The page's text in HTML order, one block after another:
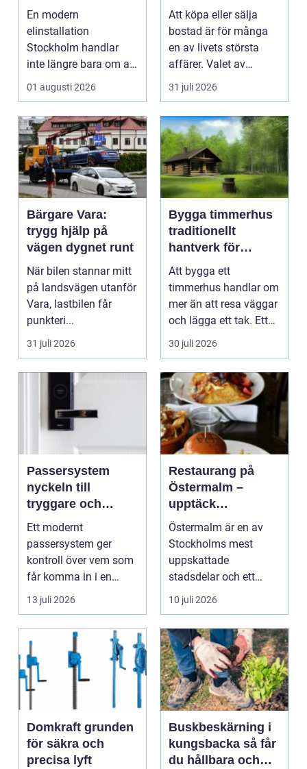
framtidssäker el i
företagslokaler
En modern
elinstallation
Stockholm handlar
inte längre bara om att
få belysning och uttag
på rätt pl...
01 augusti 2026
bostadsaffär
Att köpa eller sälja
bostad är för många
en av livets största
affärer. Valet av
mäklare Värnamo
påve...
31 juli 2026
Bärgare Vara:
trygg hjälp på
vägen dygnet runt
När bilen stannar mitt
på landsvägen utanför
Vara, lastbilen får
punkteri...
31 juli 2026
Bygga timmerhus
traditionellt
hantverk för
moderna behov
Att bygga ett
timmerhus handlar om
mer än att resa väggar
och lägga ett tak. Ett
timmerhus är ett lå...
30 juli 2026
Passersystem
nyckeln till
tryggare och
smidigare tillträde
Ett modernt
passersystem ger
kontroll över vem som
får komma in i en
byggnad, när de får
komma in oc...
13 juli 2026
Restaurang på
Östermalm –
upptäck
matupplevelser i
en av Stockholms
mest attraktiva
stadsdelar
Östermalm är en av
Stockholms mest
uppskattade
stadsdelar och ett
självklart val f&ou...
10 juli 2026
Domkraft grunden
för säkra och
precisa lyft
Buskbeskärning i
kungsbacka så får
du hållbara och